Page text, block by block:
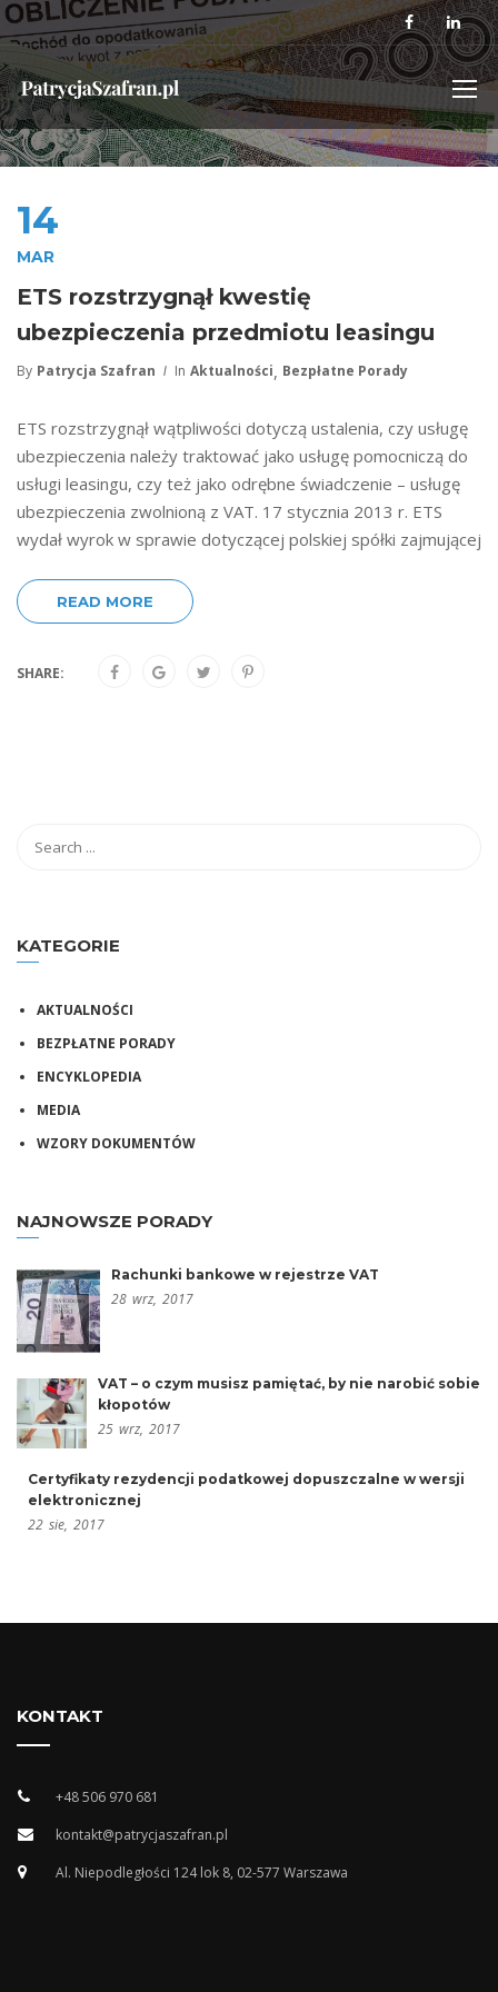
14
MAR
ETS rozstrzygnął kwestię
ubezpieczenia przedmiotu leasingu
By Patrycja Szafran In Aktualności, Bezpłatne Porady
ETS rozstrzygnął wątpliwości dotyczą ustalenia, czy usługę
ubezpieczenia należy traktować jako usługę pomocniczą do
usługi leasingu, czy też jako odrębne świadczenie – usługę
ubezpieczenia zwolnioną z VAT. 17 stycznia 2013 r. ETS
wydał wyrok w sprawie dotyczącej polskiej spółki zajmującej
READ MORE
SHARE:
KATEGORIE
AKTUALNOŚCI
BEZPŁATNE PORADY
ENCYKLOPEDIA
MEDIA
WZORY DOKUMENTÓW
NAJNOWSZE PORADY
Rachunki bankowe w rejestrze VAT
28 wrz, 2017
VAT – o czym musisz pamiętać, by nie narobić sobie
kłopotów
25 wrz, 2017
Certyfikaty rezydencji podatkowej dopuszczalne w wersji
elektronicznej
22 sie, 2017
KONTAKT
+48 506 970 681
kontakt@patrycjaszafran.pl
Al. Niepodległości 124 lok 8, 02-577 Warszawa